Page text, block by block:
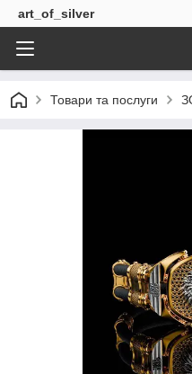
art_of_silver
Товари та послуги